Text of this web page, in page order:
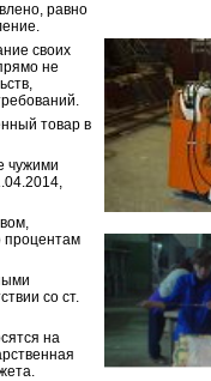
равно
своих
не
товар в
чужими
процентам
со ст.
на